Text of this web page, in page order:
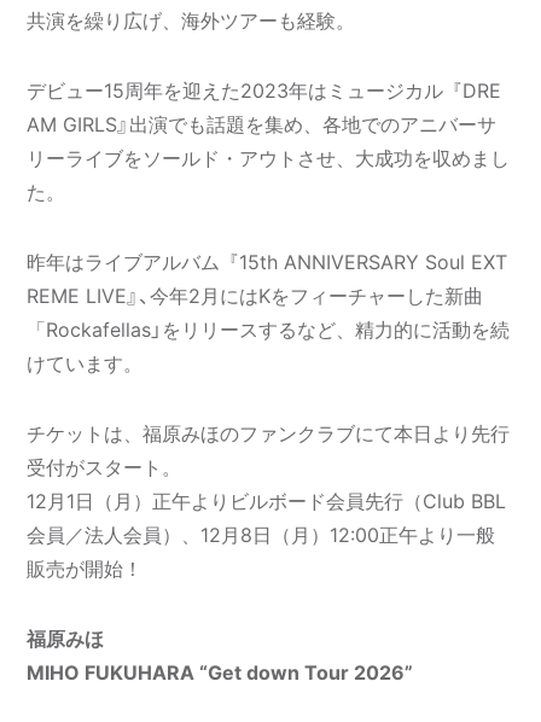
共演を繰り広げ、海外ツアーも経験。
デビュー15周年を迎えた2023年はミュージカル『DRE
AM GIRLS』出演でも話題を集め、各地でのアニバーサ
リーライブをソールド・アウトさせ、大成功を収めまし
た。
昨年はライブアルバム『15th ANNIVERSARY Soul EXT
REME LIVE』、今年2月にはKをフィーチャーした新曲
「Rockafellas」をリリースするなど、精力的に活動を続
けています。
チケットは、福原みほのファンクラブにて本日より先行
受付がスタート。
12月1日（月）正午よりビルボード会員先行（Club BBL
会員／法人会員）、12月8日（月）12:00正午より一般
販売が開始！
福原みほ
MIHO FUKUHARA “Get down Tour 2026”